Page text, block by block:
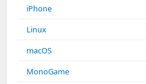
iPhone
Linux
macOS
MonoGame